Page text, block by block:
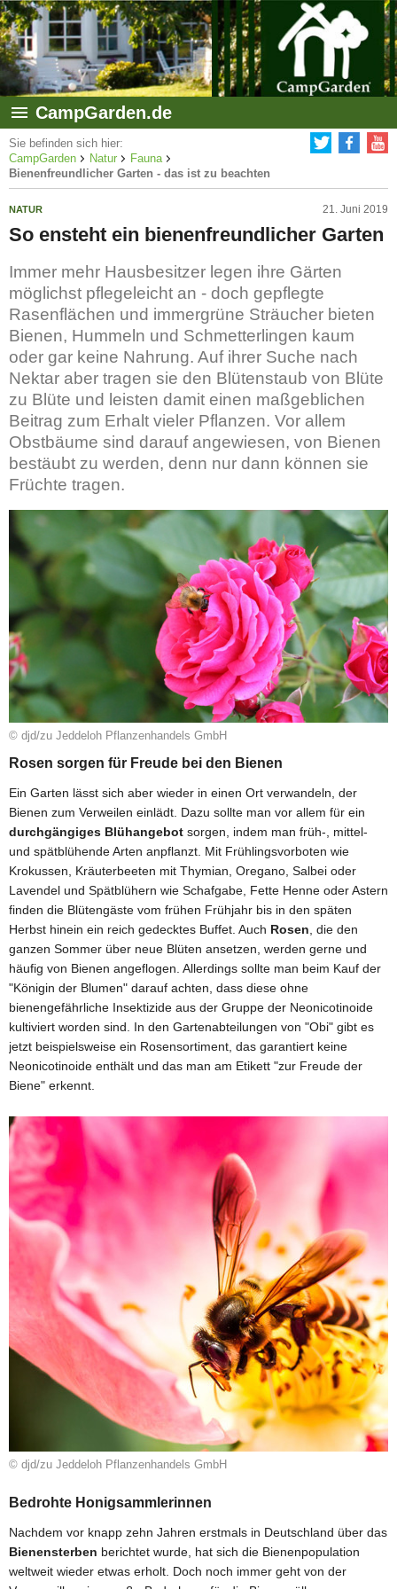
CampGarden.de
Sie befinden sich hier:
CampGarden
Natur
Fauna
Bienenfreundlicher Garten - das ist zu beachten
21. Juni 2019
NATUR
So ensteht ein bienenfreundlicher Garten
Immer mehr Hausbesitzer legen ihre Gärten
möglichst pflegeleicht an - doch gepflegte
Rasenflächen und immergrüne Sträucher bieten
Bienen, Hummeln und Schmetterlingen kaum
oder gar keine Nahrung. Auf ihrer Suche nach
Nektar aber tragen sie den Blütenstaub von Blüte
zu Blüte und leisten damit einen maßgeblichen
Beitrag zum Erhalt vieler Pflanzen. Vor allem
Obstbäume sind darauf angewiesen, von Bienen
bestäubt zu werden, denn nur dann können sie
Früchte tragen.
© djd/zu Jeddeloh Pflanzenhandels GmbH
Rosen sorgen für Freude bei den Bienen
Ein Garten lässt sich aber wieder in einen Ort verwandeln, der
Bienen zum Verweilen einlädt. Dazu sollte man vor allem für ein
durchgängiges Blühangebot sorgen, indem man früh-, mittel-
und spätblühende Arten anpflanzt. Mit Frühlingsvorboten wie
Krokussen, Kräuterbeeten mit Thymian, Oregano, Salbei oder
Lavendel und Spätblühern wie Schafgabe, Fette Henne oder Astern
finden die Blütengäste vom frühen Frühjahr bis in den späten
Herbst hinein ein reich gedecktes Buffet. Auch Rosen, die den
ganzen Sommer über neue Blüten ansetzen, werden gerne und
häufig von Bienen angeflogen. Allerdings sollte man beim Kauf der
"Königin der Blumen" darauf achten, dass diese ohne
bienengefährliche Insektizide aus der Gruppe der Neonicotinoide
kultiviert worden sind. In den Gartenabteilungen von "Obi" gibt es
jetzt beispielsweise ein Rosensortiment, das garantiert keine
Neonicotinoide enthält und das man am Etikett "zur Freude der
Biene" erkennt.
© djd/zu Jeddeloh Pflanzenhandels GmbH
Bedrohte Honigsammlerinnen
Nachdem vor knapp zehn Jahren erstmals in Deutschland über das
Bienensterben berichtet wurde, hat sich die Bienenpopulation
weltweit wieder etwas erholt. Doch noch immer geht von der